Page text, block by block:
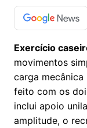
Exercício
movimentos
carga mecânica
feito com os
inclui apoio
amplitude, o